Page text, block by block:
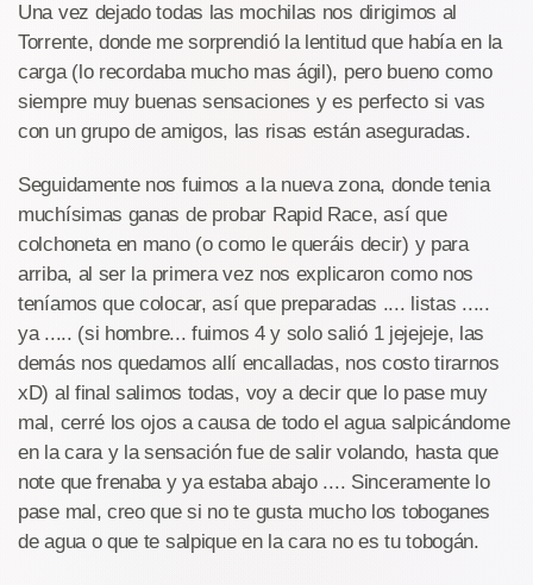
Una vez dejado todas las mochilas nos dirigimos al
Torrente, donde me sorprendió la lentitud que había en la
carga (lo recordaba mucho mas ágil), pero bueno como
siempre muy buenas sensaciones y es perfecto si vas
con un grupo de amigos, las risas están aseguradas.
Seguidamente nos fuimos a la nueva zona, donde tenia
muchísimas ganas de probar Rapid Race, así que
colchoneta en mano (o como le queráis decir) y para
arriba, al ser la primera vez nos explicaron como nos
teníamos que colocar, así que preparadas .... listas .....
ya ..... (si hombre... fuimos 4 y solo salió 1 jejejeje, las
demás nos quedamos allí encalladas, nos costo tirarnos
xD) al final salimos todas, voy a decir que lo pase muy
mal, cerré los ojos a causa de todo el agua salpicándome
en la cara y la sensación fue de salir volando, hasta que
note que frenaba y ya estaba abajo .... Sinceramente lo
pase mal, creo que si no te gusta mucho los toboganes
de agua o que te salpique en la cara no es tu tobogán.